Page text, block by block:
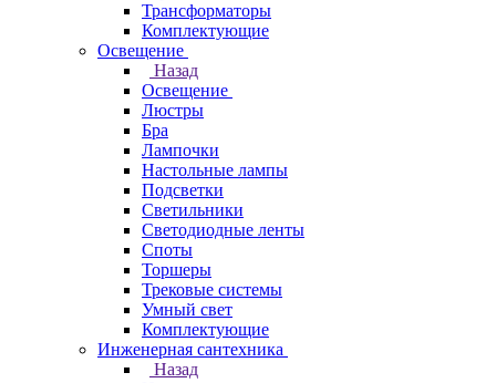
Трансформаторы
Комплектующие
Освещение
Назад
Освещение
Люстры
Бра
Лампочки
Настольные лампы
Подсветки
Светильники
Светодиодные ленты
Споты
Торшеры
Трековые системы
Умный свет
Комплектующие
Инженерная сантехника
Назад